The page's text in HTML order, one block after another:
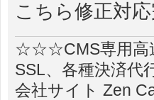
こちら修正対
☆☆☆CMS専用高
SSL、各種決済
会社サイト Zen